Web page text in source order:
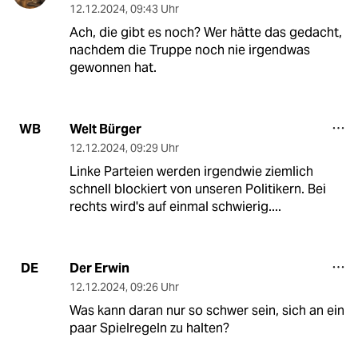
12.12.2024, 09:43 Uhr
Ach, die gibt es noch? Wer hätte das gedacht,
nachdem die Truppe noch nie irgendwas
gewonnen hat.
WB Welt Bürger
12.12.2024, 09:29 Uhr
Linke Parteien werden irgendwie ziemlich
schnell blockiert von unseren Politikern. Bei
rechts wird's auf einmal schwierig....
DE Der Erwin
12.12.2024, 09:26 Uhr
Was kann daran nur so schwer sein, sich an ein
paar Spielregeln zu halten?